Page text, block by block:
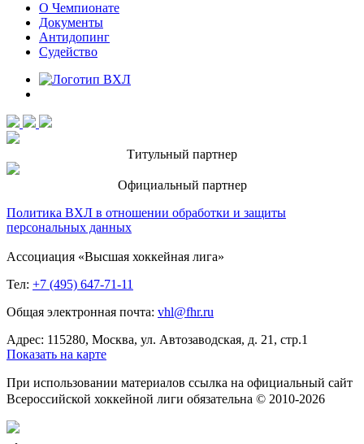
О Чемпионате
Документы
Антидопинг
Судейство
Титульный партнер
Официальный партнер
Политика ВХЛ в отношении обработки и защиты
персональных данных
Ассоциация «Высшая хоккейная лига»
Тел: +7 (495) 647-71-11
Общая электронная почта: vhl@fhr.ru
Адрес: 115280, Москва, ул. Автозаводская, д. 21, стр.1
Показать на карте
При использовании материалов ссылка на официальный сайт
Всероссийской хоккейной лиги обязательна © 2010-2026